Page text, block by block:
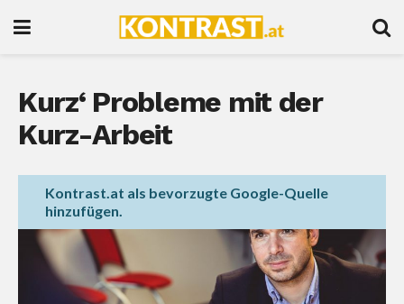
Kurz‘ Probleme mit der
Kurz-Arbeit
Kontrast.at als bevorzugte Google-Quelle
hinzufügen.